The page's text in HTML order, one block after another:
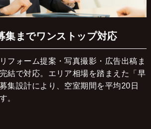
集までワンストップ対応
フォーム提案・写真撮影・広告出稿ま
結で対応。エリア相場を踏まえた「早
集設計により、空室期間を平均20日
。